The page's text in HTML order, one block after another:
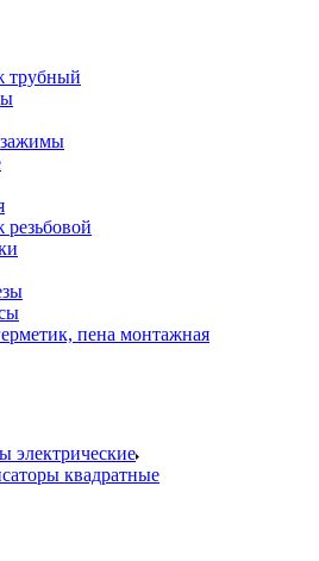
трубный
пена монтажная
электрические
квадратные